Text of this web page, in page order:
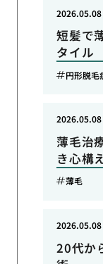
短髪で
タイル
2026.05.08
円形脱毛
薄毛治
き心構
2026.05.08
薄毛
20代か
2026.05.08